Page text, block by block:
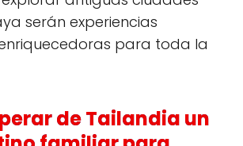
serán experiencias
para toda la
de Tailandia un